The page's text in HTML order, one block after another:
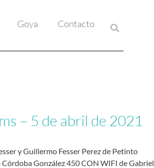
Goya Contacto
– 5 de abril de 2021
y Guillermo Fesser Perez de Petinto
Córdoba González 450 CON WIFI de Gabriel